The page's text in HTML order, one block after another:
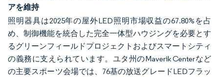
アを維持
照明器具は2025年の屋外LED照明市場収益の67.80%を占
め、制御機能を統合した完全一体型ハウジングを必要とす
るグリーンフィールドプロジェクトおよびスマートシティ
の義務に支えられています。ユタ州のMaverik Centerなど
の主要スポーツ会場では、76基の放送グレードLEDフラッ